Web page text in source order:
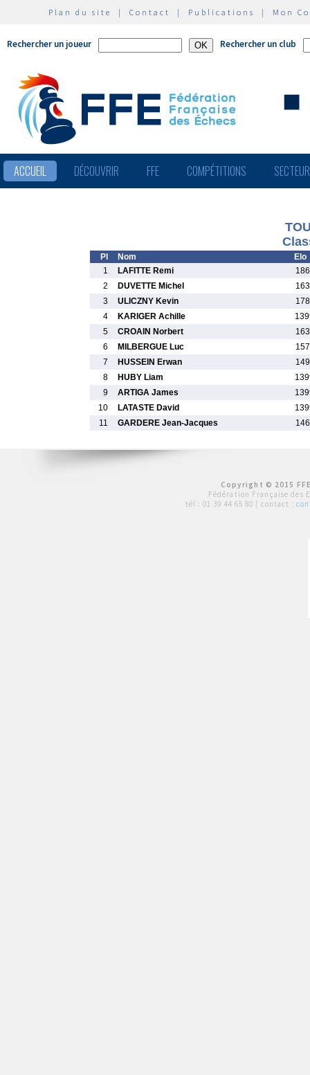
Plan du site | Contact | Publications | Mon
Rechercher un joueur Rechercher un club
ACCUEIL DÉCOUVRIR FFE COMPÉTITIONS
Pl Nom
Elo
1
LAFITTE Remi
2
DUVETTE Michel
3
ULICZNY Kevin
4
KARIGER Achille
5
CROAIN Norbert
6
MILBERGUE Luc
7
HUSSEIN Erwan
8
HUBY Liam
9
ARTIGA James
10
LATASTE David
11
GARDERE Jean-Jacques
Copyright © 2015
Fédération Française des
tél : 01 39 44 65 80 | contact :